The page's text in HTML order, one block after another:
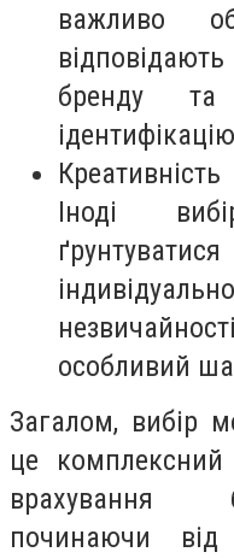
важливо
бренду та
Іноді
особливий
Загалом, вибір
це
врахування
починаючи від